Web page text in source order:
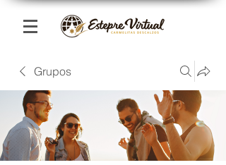
Grupos